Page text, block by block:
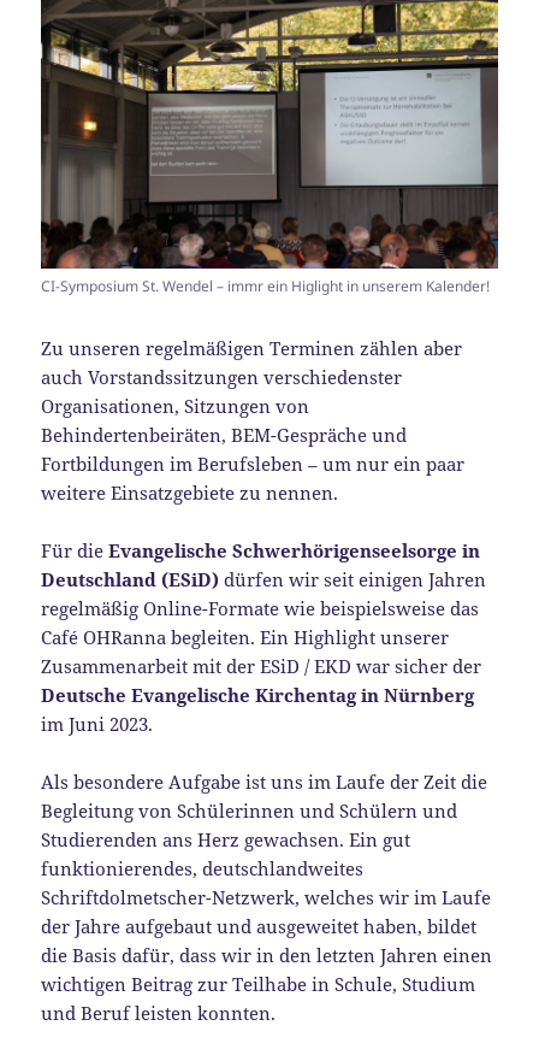
CI-Symposium St. Wendel – immr ein Higlight in unserem Kalender!
Zu unseren regelmäßigen Terminen zählen aber
auch Vorstandssitzungen verschiedenster
Organisationen, Sitzungen von
Behindertenbeiräten, BEM-Gespräche und
Fortbildungen im Berufsleben – um nur ein paar
weitere Einsatzgebiete zu nennen.
Für dieEvangelische Schwerhörigenseelsorge in
Deutschland (ESiD) dürfen wir seit einigen Jahren
regelmäßig Online-Formate wie beispielsweise das
Café OHRanna begleiten. Ein Highlight unserer
Zusammenarbeit mit der ESiD / EKD war sicher der
Deutsche Evangelische Kirchentag in Nürnberg
im Juni 2023.
Als besondere Aufgabe ist uns im Laufe der Zeit die
Begleitung von Schülerinnen und Schülern und
Studierenden ans Herz gewachsen. Ein gut
funktionierendes, deutschlandweites
Schriftdolmetscher-Netzwerk, welches wir im Laufe
der Jahre aufgebaut und ausgeweitet haben, bildet
die Basis dafür, dass wir in den letzten Jahren einen
wichtigen Beitrag zur Teilhabe in Schule, Studium
und Beruf leisten konnten.